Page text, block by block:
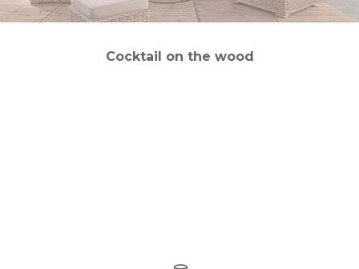
Cocktail on the wood